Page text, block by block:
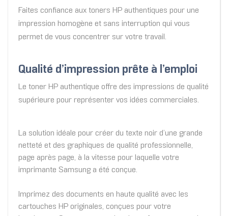
Faites confiance aux toners HP authentiques pour une
impression homogène et sans interruption qui vous
permet de vous concentrer sur votre travail.
Qualité d’impression prête à l’emploi
Le toner HP authentique offre des impressions de qualité
supérieure pour représenter vos idées commerciales.
La solution idéale pour créer du texte noir d’une grande
netteté et des graphiques de qualité professionnelle,
page après page, à la vitesse pour laquelle votre
imprimante Samsung a été conçue.
Imprimez des documents en haute qualité avec les
cartouches HP originales, conçues pour votre